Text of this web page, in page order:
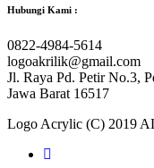
Hubungi Kami :
0822-4984-5614
logoakrilik@gmail.com
Jl. Raya Pd. Petir No.3,
Jawa Barat 16517
Logo Acrylic (C) 2019